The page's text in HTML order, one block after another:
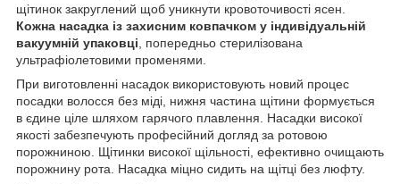
щітинок закруглений щоб уникнути кровоточивості ясен.
Кожна насадка із захисним ковпачком у індивідуальній
вакуумній упаковці , попередньо стерилізована
ультрафіолетовими променями.
При виготовленні насадок використовують новий процес
посадки волосся без міді, нижня частина щітини формується
в єдине ціле шляхом гарячого плавлення. Насадки високої
якості забезпечують професійний догляд за ротовою
порожниною. Щітинки високої щільності, ефективно очищають
порожнину рота. Насадка міцно сидить на щітці без люфту.